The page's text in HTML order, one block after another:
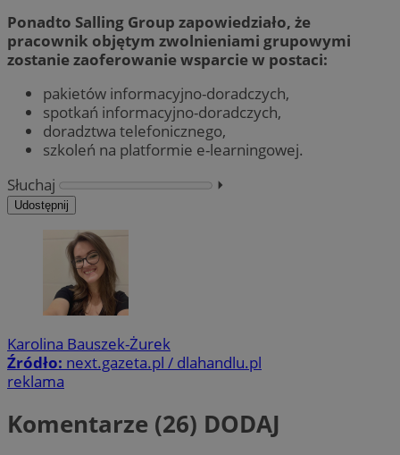
Ponadto Salling Group zapowiedziało, że
pracownik objętym zwolnieniami grupowymi
zostanie zaoferowanie wsparcie w postaci:
pakietów informacyjno-doradczych,
spotkań informacyjno-doradczych,
doradztwa telefonicznego,
szkoleń na platformie e-learningowej.
Słuchaj
⏵︎
Udostępnij
Karolina Bauszek-Żurek
Źródło: next.gazeta.pl / dlahandlu.pl
reklama
Komentarze (26) DODAJ